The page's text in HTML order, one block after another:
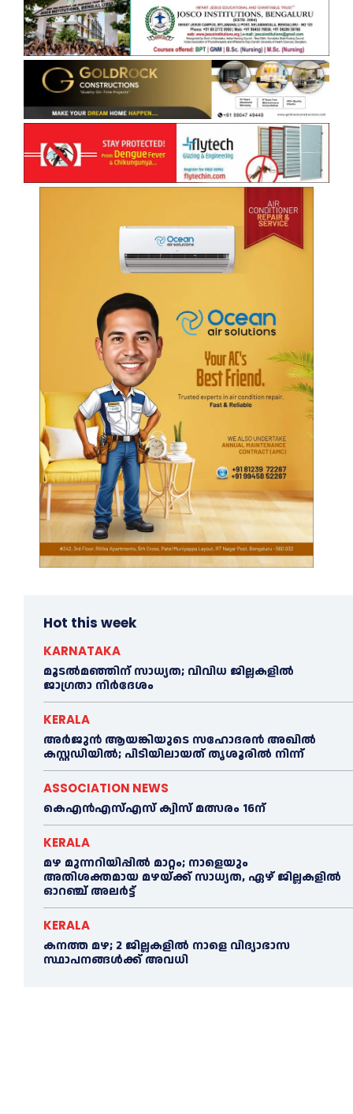
Hot this week
KARNATAKA
മൂടൽമഞ്ഞിന് സാധ്യത; വിവിധ ജില്ലകളിൽ
ജാഗ്രതാ നിർദേശം
KERALA
അര്‍ജുന്‍ ആയങ്കിയുടെ സഹോദരന്‍ അഖില്‍
കസ്റ്റഡിയില്‍; പിടിയിലായത് തൃശൂരില്‍ നിന്ന്
ASSOCIATION NEWS
കെഎൻഎസ്എസ് ക്വിസ് മത്സരം 16ന്
KERALA
മഴ മുന്നറിയിപ്പിൽ മാറ്റം; നാളെയും
അതിശക്തമായ മഴയ്ക്ക് സാധ്യത, ഏഴ് ജില്ലകളിൽ
ഓറഞ്ച് അലർട്ട്
KERALA
കനത്ത മഴ; 2 ജില്ലകളില്‍ നാളെ വിദ്യാഭാസ
സ്ഥാപനങ്ങള്‍ക്ക് അവധി